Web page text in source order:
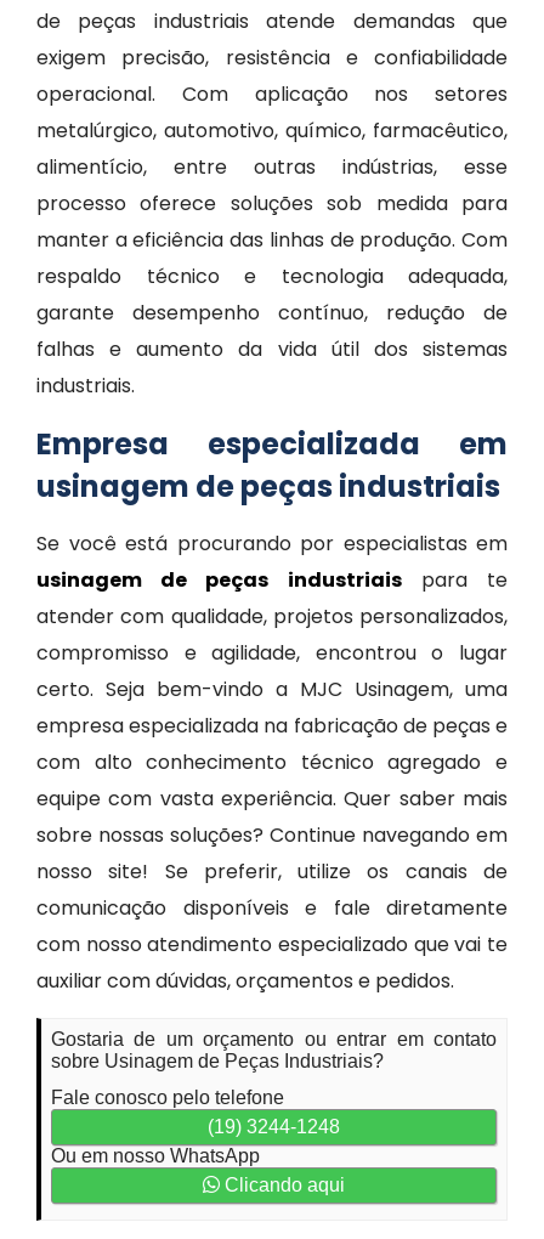
de peças industriais atende demandas que
exigem precisão, resistência e confiabilidade
operacional. Com aplicação nos setores
metalúrgico, automotivo, químico, farmacêutico,
alimentício, entre outras indústrias, esse
processo oferece soluções sob medida para
manter a eficiência das linhas de produção. Com
respaldo técnico e tecnologia adequada,
garante desempenho contínuo, redução de
falhas e aumento da vida útil dos sistemas
industriais.
Empresa especializada em
usinagem de peças industriais
Se você está procurando por especialistas em
usinagem de peças industriaispara te
atender com qualidade, projetos personalizados,
compromisso e agilidade, encontrou o lugar
certo. Seja bem-vindo a MJC Usinagem, uma
empresa especializada na fabricação de peças e
com alto conhecimento técnico agregado e
equipe com vasta experiência. Quer saber mais
sobre nossas soluções? Continue navegando em
nosso site! Se preferir, utilize os canais de
comunicação disponíveis e fale diretamente
com nosso atendimento especializado que vai te
auxiliar com dúvidas, orçamentos e pedidos.
Gostaria de um orçamento ou entrar em contato
sobre Usinagem de Peças Industriais?
Fale conosco pelo telefone
(19) 3244-1248
Ou em nosso WhatsApp
Clicando aqui